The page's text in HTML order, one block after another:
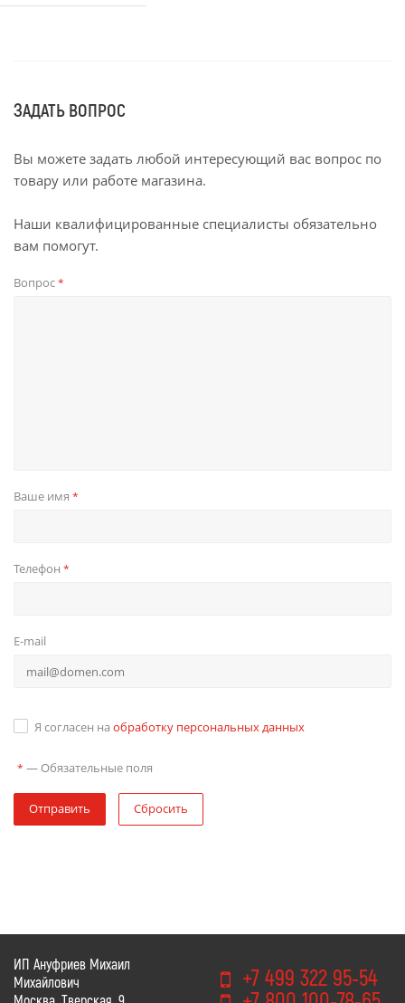
ЗАДАТЬ ВОПРОС
Вы можете задать любой интересующий вас вопрос по
товару или работе магазина.
Наши квалифицированные специалисты обязательно
вам помогут.
Вопрос*
Ваше имя *
Телефон *
E-mail
Я согласен на обработку персональных данных
* — Обязательные поля
Отправить Сбросить
ИП Ануфриев Михаил
Михайлович
+7 499 322 95-54